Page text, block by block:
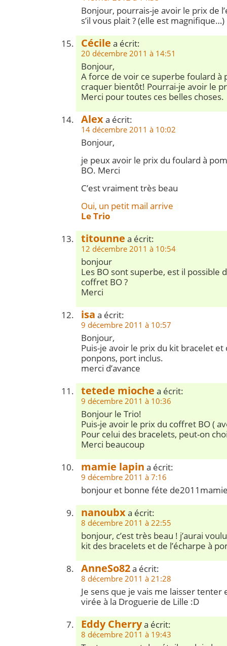
Bonjour, pourrais-je avoir le prix de
s’il vous plait ? (elle est magnifique…)
Cécile a écrit:
20 décembre 2011 à 14:51
Bonjour,
A force de voir ce superbe foulard à
craquer bientôt! Pourrai-je avoir le
Merci pour toutes ces belles choses.
Alexa écrit:
14 décembre 2011 à 10:02
Bonjour,
je peux avoir le prix du foulard à
BO. Merci
C’est vraiment très beau
Oui, un petit mail arrive
Le Trio
titounne a écrit:
12 décembre 2011 à 10:54
bonjour
Les BO sont superbe, est il possible
coffret BO ?
Merci
isa a écrit:
9 décembre 2011 à 10:57
Bonjour,
Puis-je avoir le prix du kit bracelet et
ponpons, port inclus.
merci d’avance
tetede mioche a écrit:
9 décembre 2011 à 10:36
Bonjour le Trio!
Puis-je avoir le prix du coffret BO (
Pour celui des bracelets, peut-on
Merci beaucoup
mamie lapin a écrit:
9 décembre 2011 à 7:16
bonjour et bonne féte
nanoubxa écrit:
8 décembre 2011 à 22:55
bonjour, c’est très beau ! j’aurai
kit des bracelets et de l’écharpe à
AnneSo82a écrit:
8 décembre 2011 à 21:28
Je sens que je vais me laisser
virée à la Droguerie de Lille :D
Eddy Cherrya écrit:
8 décembre 2011 à 19:43